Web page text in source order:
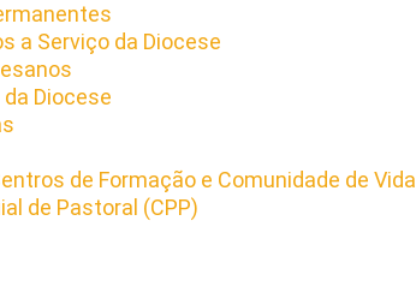
a Serviço da Diocese
Diocese
de Formação e Comunidade de Vida
de Pastoral (CPP)​